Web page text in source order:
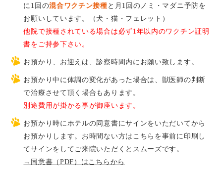
に1回の混合ワクチン接種 と月1回のノミ・マダニ予防を
お願いしています。（犬・猫・フェレット）
他院で接種されている場合は必ず1年以内のワクチン証明
書をご持参下さい。
お預かり、お迎えは、診察時間内にお願い致します。
お預かり中に体調の変化があった場合は、獣医師の判断
で治療させて頂く場合もあります。
別途費用が掛かる事が御座います。
お預かり時にホテルの同意書にサインをいただいてから
お預かりします。お時間ない方はこちらを事前に印刷し
てサインをしてご来院いただくとスムーズです。
→同意書（PDF）はこちらから